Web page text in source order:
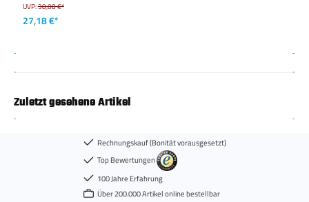
UVP:38,08 €*
27,18 €*
Zuletzt gesehene Artikel
Rechnungskauf (Bonität vorausgesetzt)
Top Bewertungen
100 Jahre Erfahrung
Über 200.000 Artikel online bestellbar